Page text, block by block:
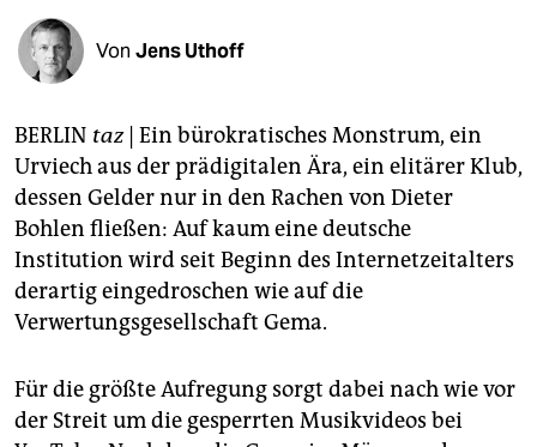
fragen & hilfe
abo
genossenschaft
epaper login
Von Jens Uthoff
BERLIN taz| Ein bürokratisches Monstrum, ein
Urviech aus der prädigitalen Ära, ein elitärer Klub,
dessen Gelder nur in den Rachen von Dieter
Bohlen fließen: Auf kaum eine deutsche
Institution wird seit Beginn des Internetzeitalters
derartig eingedroschen wie auf die
Verwertungsgesellschaft Gema.
Für die größte Aufregung sorgt dabei nach wie vor
der Streit um die gesperrten Musikvideos bei